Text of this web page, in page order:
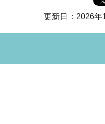
更新日：2026年